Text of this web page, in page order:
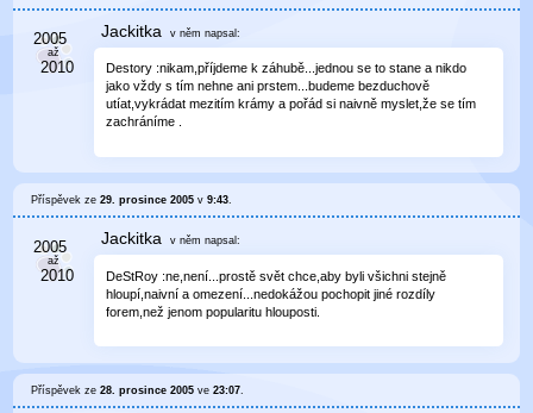
Jackitka v něm napsal:
Destory :nikam,příjdeme k záhubě...jednou se to stane a nikdo
jako vždy s tím nehne ani prstem...budeme bezduchově
utíat,vykrádat mezitím krámy a pořád si naivně myslet,že se tím
zachráníme .
Příspěvek ze29. prosince 2005 v9:43.
Jackitka v něm napsal:
DeStRoy :ne,není...prostě svět chce,aby byli všichni stejně
hloupí,naivní a omezení...nedokážou pochopit jiné rozdíly
forem,než jenom popularitu hlouposti.
Příspěvek ze28. prosince 2005 ve23:07